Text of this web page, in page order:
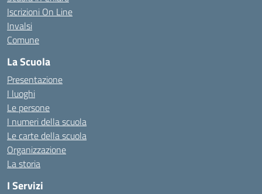
Iscrizioni On Line
Invalsi
Comune
La Scuola
Presentazione
I luoghi
Le persone
I numeri della scuola
Le carte della scuola
Organizzazione
La storia
I Servizi